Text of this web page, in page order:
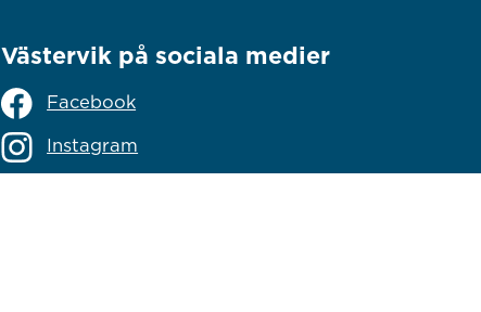
Västervik på sociala medier
Facebook
Instagram